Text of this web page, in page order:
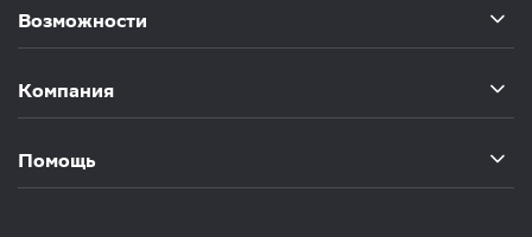
Возможности
Компания
Помощь